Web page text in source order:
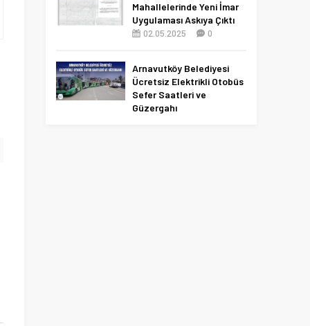
Mahallelerinde Yeni İmar
Uygulaması Askıya Çıktı
02.05.2025 0
Arnavutköy Belediyesi
Ücretsiz Elektrikli Otobüs
Sefer Saatleri ve
Güzergahı